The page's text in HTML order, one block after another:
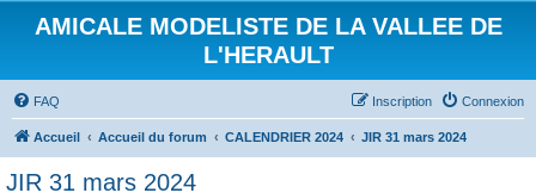
AMICALE MODELISTE DE LA VALLEE DE
L'HERAULT
FAQ Connexion
Inscription
Accueil Accueil du forum CALENDRIER 2024 JIR 31 mars 2024
JIR 31 mars 2024